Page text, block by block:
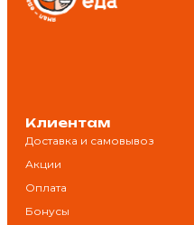
Клиентам
Доставка и самовывоз
Акции
Оплата
Бонусы